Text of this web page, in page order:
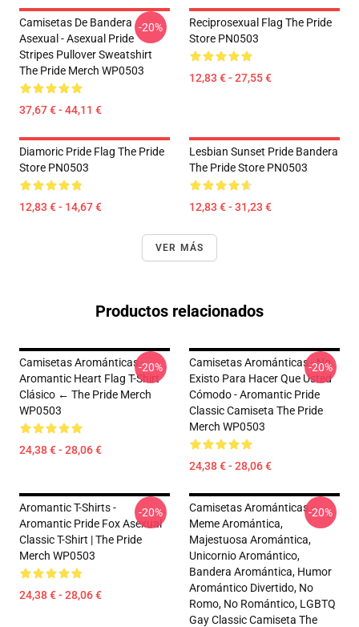
Camisetas De Bandera
Asexual - Asexual Pride
Stripes Pullover Sweatshirt
The Pride Merch WP0503
37,67 € - 44,11 €
-20%
Reciprosexual Flag The Pride
Store PN0503
12,83 € - 27,55 €
Diamoric Pride Flag The Pride
Store PN0503
12,83 € - 14,67 €
Lesbian Sunset Pride Bandera
The Pride Store PN0503
12,83 € - 31,23 €
VER MÁS
Productos relacionados
Camisetas Arománticas -
Aromantic Heart Flag T-Shirt
Clásico ← The Pride Merch
WP0503
24,38 € - 28,06 €
-20%
Camisetas Arománticas - No
Existo Para Hacer Que Usted
Cómodo - Aromantic Pride
Classic Camiseta The Pride
Merch WP0503
24,38 € - 28,06 €
-20%
Aromantic T-Shirts -
Aromantic Pride Fox Asexual
Classic T-Shirt | The Pride
Merch WP0503
24,38 € - 28,06 €
-20%
Camisetas Arománticas -
Meme Aromántica,
Majestuosa Aromántica,
Unicornio Aromántico,
Bandera Aromántica, Humor
Aromántico Divertido, No
Romo, No Romántico, LGBTQ
Gay Classic Camiseta The
-20%